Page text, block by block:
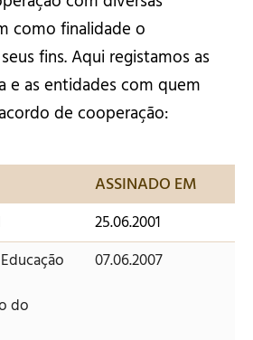
como finalidade o
fins. Aqui registamos as
e as entidades com quem
de cooperação:
ASSINADO EM
25.06.2001
do
07.06.2007